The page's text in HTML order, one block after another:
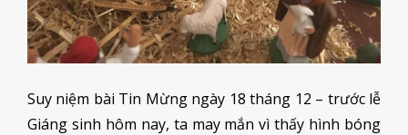
Suy niệm bài Tin Mừng ngày 18 tháng 12 – trước lễ
Giáng sinh hôm nay, ta may mắn vì thấy hình bóng